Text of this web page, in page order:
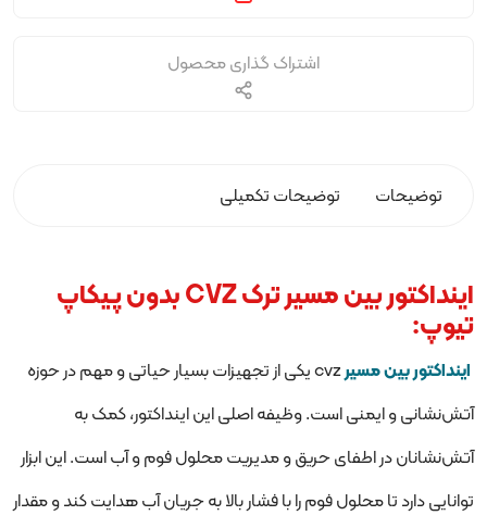
اشتراک گذاری محصول
توضیحات توضیحات تکمیلی
اینداکتور بین مسیر ترک بدون پیکاپ
تیوپ:
اینداکتور بین مسیر
cvz یکی از تجهیزات بسیار حیاتی و مهم در حوزه
آتش‌نشانی و ایمنی است. وظیفه اصلی این اینداکتور، کمک به
آتش‌نشانان در اطفای حریق و مدیریت محلول فوم و آب است. این ابزار
توانایی دارد تا محلول فوم را با فشار بالا به جریان آب هدایت کند و مقدار